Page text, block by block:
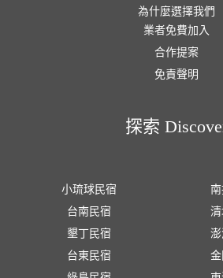
為什麼選擇我們
業者免費加入
合作提案
免責聲明
探索
小琉球民宿
台南民宿
墾丁民宿
台東民宿